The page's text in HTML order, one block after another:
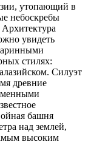
утопающий в
небоскребы
увидеть
стилях:
Силуэт
древние
башня
над землей,
высоким